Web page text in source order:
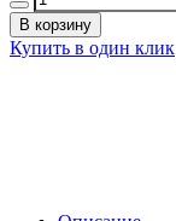
В корзину
Купить в один клик